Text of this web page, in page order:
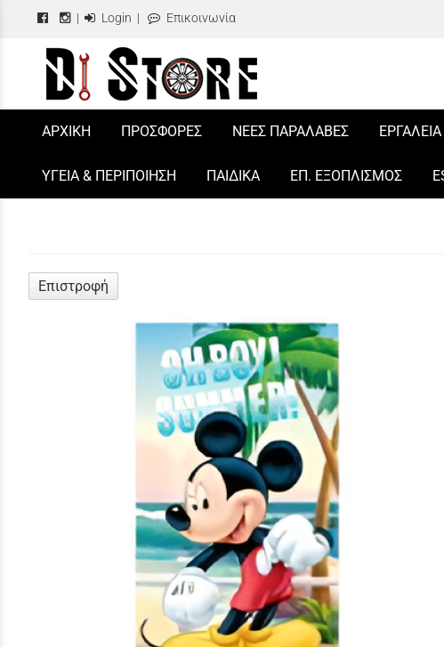
| Login | Επικοινωνία
/
ΑΡΧΙΚΗ ΠΡΟΣΦΟΡΕΣ ΝΕΕΣ ΠΑΡΑΛΑΒΕΣ ΕΡΓΑΛΕΙΑ
ΥΓΕΙΑ & ΠΕΡΙΠΟΙΗΣΗ ΠΑΙΔΙΚΑ ΕΠ. ΕΞΟΠΛΙΣΜΟΣ
Επιστροφή